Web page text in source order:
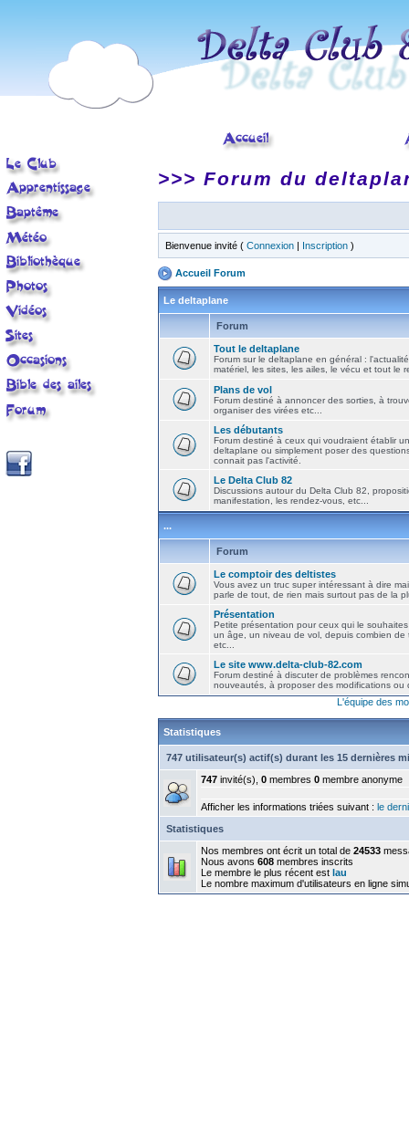
>>> Forum du
Bienvenue invité ( Connexion | Inscription )
Accueil Forum
Le deltaplane
Forum
Tout le deltaplane
Forum sur le deltaplane en général :
matériel, les sites, les ailes, le vécu et tout le
Plans de vol
Forum destiné à annoncer des sorties, à
organiser des virées etc...
Les débutants
Forum destiné à ceux qui voudraient établir
deltaplane ou simplement poser des
connait pas l'activité.
Le Delta Club 82
Discussions autour du Delta Club 82,
manifestation, les rendez-vous, etc...
...
Forum
Le comptoir des deltistes
Vous avez un truc super intéressant à dire
parle de tout, de rien mais surtout pas de la
Présentation
Petite présentation pour ceux qui le
un âge, un niveau de vol, depuis combien de
etc...
Le site www.delta-club-82.com
Forum destiné à discuter de problèmes
nouveautés, à proposer des modifications ou
L'équipe des
Statistiques
747 utilisateur(s) actif(s) durant les 15 dernières
747 invité(s), 0 membres 0 membre anonyme
Afficher les informations triées suivant : le
Statistiques
Nos membres ont écrit un total de 24533
Nous avons 608 membres inscrits
Le membre le plus récent est lau
Le nombre maximum d'utilisateurs en ligne